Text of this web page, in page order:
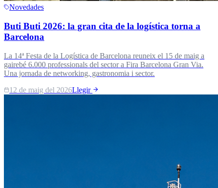
Novedades
Buti Buti 2026: la gran cita de la logística torna a
Barcelona
La 14ª Festa de la Logística de Barcelona reuneix el 15 de maig a
gairebé 6.000 professionals del sector a Fira Barcelona Gran Via.
Una jornada de networking, gastronomia i sector.
12 de maig del 2026Llegir